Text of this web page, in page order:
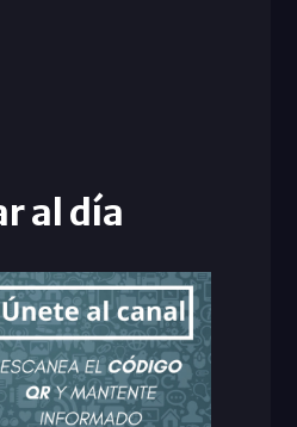
al día